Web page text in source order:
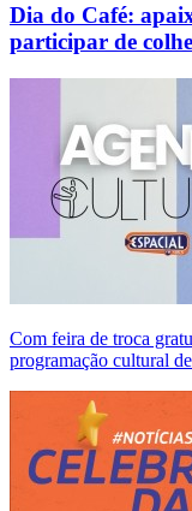
Dia do Café:
participar de
Com feira de troca
programação cultural